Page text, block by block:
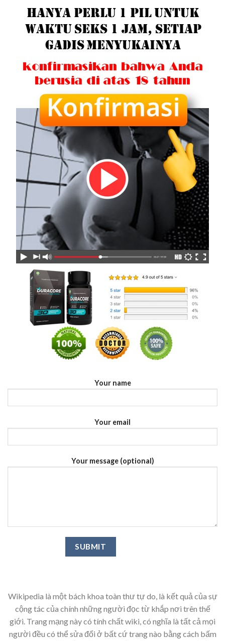
Your name
Your email
Your message (optional)
Wikipedia là một bách khoa toàn thư tự do, là kết quả của sự
cộng tác của chính những người đọc từ khắp nơi trên thế
giới. Trang mạng này có tính chất wiki, có nghĩa là tất cả mọi
người đều có thể sửa đổi ở bất cứ trang nào bằng cách bấm